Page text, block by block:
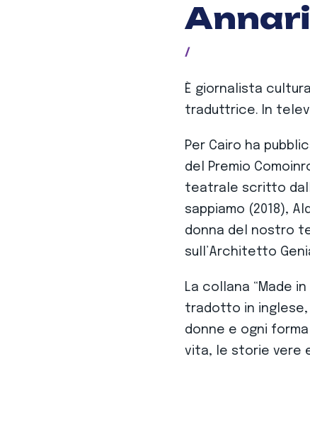
/
È giornalista
traduttrice. In
Per Cairo ha
del Premio
teatrale scritto
sappiamo (2018),
donna del nostro
sull’Architetto
La collana “Made
tradotto in inglese,
donne e ogni
vita, le storie vere